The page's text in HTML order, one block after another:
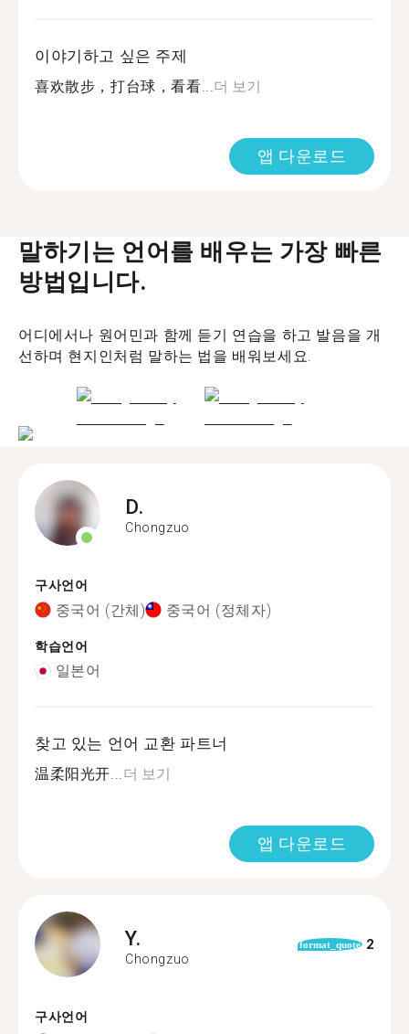
이야기하고 싶은 주제
喜欢散步，打台球，看看... 더 보기
앱 다운로드
말하기는 언어를 배우는 가장 빠른
방법입니다.
어디에서나 원어민과 함께 듣기 연습을 하고 발음을 개
선하며 현지인처럼 말하는 법을 배워보세요.
D.
Chongzuo
구사언어
중국어 (간체) 중국어 (정체자)
학습언어
일본어
찾고 있는 언어 교환 파트너
温柔阳光开...더 보기
앱 다운로드
Y.
Chongzuo
format_quote 2
구사언어